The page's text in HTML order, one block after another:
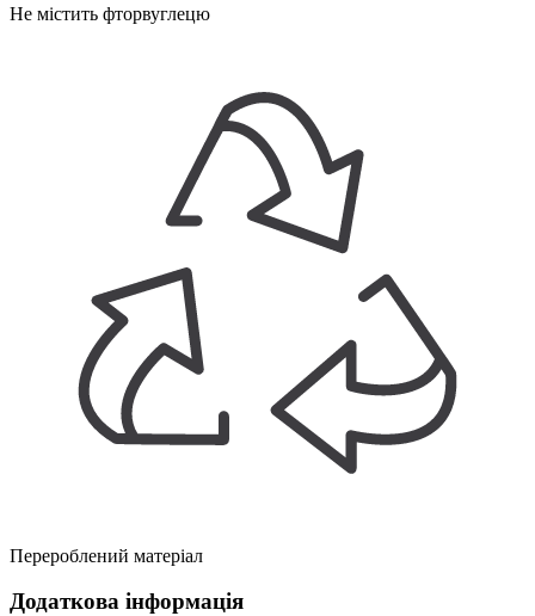
Не містить фторвуглецю
Перероблений матеріал
Додаткова інформація